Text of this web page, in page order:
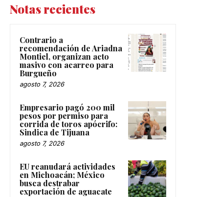
Notas recientes
Contrario a
recomendación de Ariadna
Montiel, organizan acto
masivo con acarreo para
Burgueño
agosto 7, 2026
Empresario pagó 200 mil
pesos por permiso para
corrida de toros apócrifo:
Sindica de Tijuana
agosto 7, 2026
EU reanudará actividades
en Michoacán; México
busca destrabar
exportación de aguacate